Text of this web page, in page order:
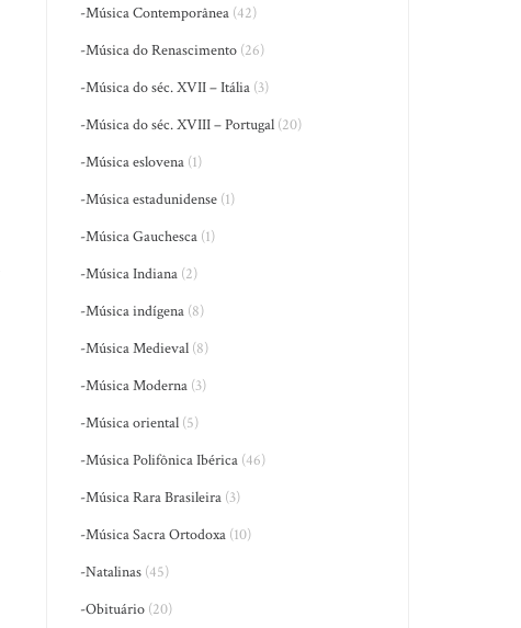
-Música Contemporânea (42)
-Música do Renascimento (26)
-Música do séc. XVII – Itália (3)
-Música do séc. XVIII – Portugal (20)
-Música eslovena (1)
-Música estadunidense (1)
-Música Gauchesca (1)
-Música Indiana (2)
-Música indígena (8)
-Música Medieval (8)
-Música Moderna (3)
-Música oriental (5)
-Música Polifônica Ibérica (46)
-Música Rara Brasileira (3)
-Música Sacra Ortodoxa (10)
-Natalinas (45)
-Obituário (20)